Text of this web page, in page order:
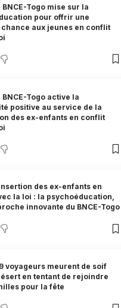
BNCE-Togo mise sur la
pour offrir une
aux jeunes en conflit
BNCE-Togo active la
positive au service de la
des ex-enfants en conflit
des ex-enfants en
la loi : la psychoéducation,
innovante du BNCE-Togo
voyageurs meurent de soif
en tentant de rejoindre
pour la fête